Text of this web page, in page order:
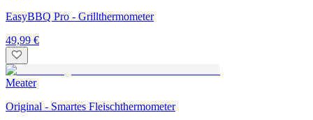
EasyBBQ Pro - Grillthermometer
49,99 €
Meater
Original - Smartes Fleischthermometer